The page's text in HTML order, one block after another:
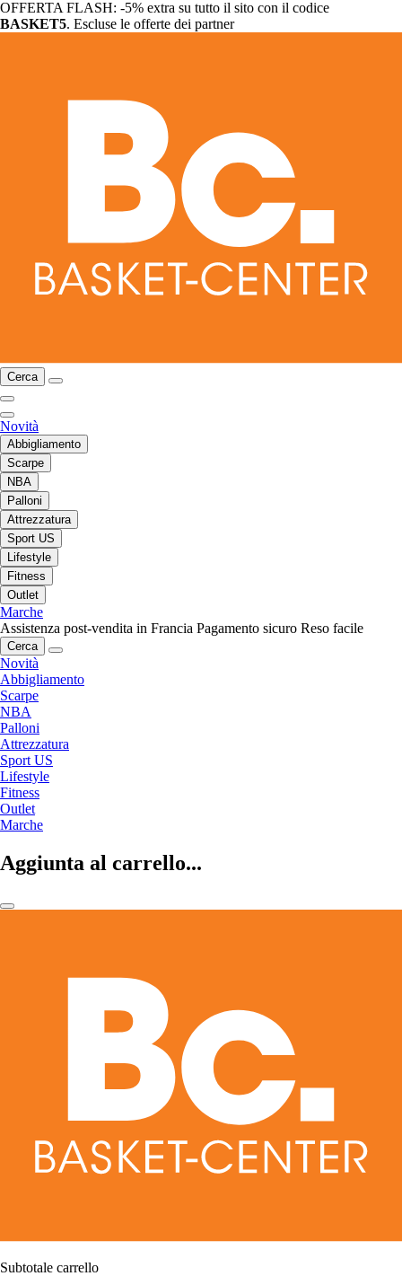
OFFERTA FLASH: -5% extra su tutto il sito con il codice
BASKET5. Escluse le offerte dei partner
Cerca
Novità
Abbigliamento
Scarpe
NBA
Palloni
Attrezzatura
Sport US
Lifestyle
Fitness
Outlet
Marche
Assistenza post-vendita in Francia Pagamento sicuro Reso facile
Cerca
Novità
Abbigliamento
Scarpe
NBA
Palloni
Attrezzatura
Sport US
Lifestyle
Fitness
Outlet
Marche
Aggiunta al carrello...
Subtotale carrello